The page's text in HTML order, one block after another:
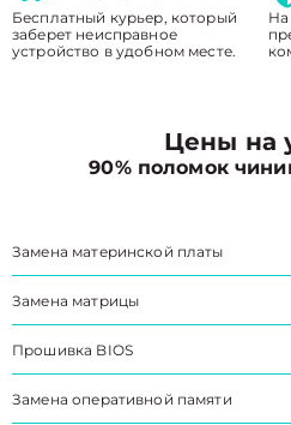
Бесплатный курьер, который
заберет неисправное
устройство в удобном месте.
На
Цены на
90% поломок
Замена материнской платы
Замена матрицы
Прошивка BIOS
Замена оперативной памяти